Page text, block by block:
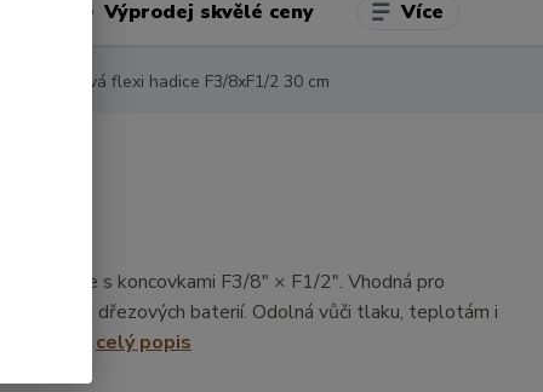
Výprodej skvělé ceny Více
Nerezová flexi hadice F3/8xF1/2 30 cm
hadice s koncovkami F3/8" × F1/2". Vhodná pro
a dřezových baterií. Odolná vůči tlaku, teplotám i
celý popis